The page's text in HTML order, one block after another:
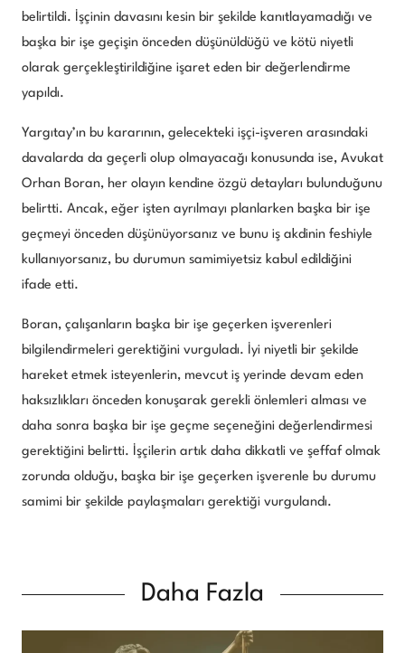
belirtildi. İşçinin davasını kesin bir şekilde kanıtlayamadığı ve
başka bir işe geçişin önceden düşünüldüğü ve kötü niyetli
olarak gerçekleştirildiğine işaret eden bir değerlendirme
yapıldı.
Yargıtay’ın bu kararının, gelecekteki işçi-işveren arasındaki
davalarda da geçerli olup olmayacağı konusunda ise, Avukat
Orhan Boran, her olayın kendine özgü detayları bulunduğunu
belirtti. Ancak, eğer işten ayrılmayı planlarken başka bir işe
geçmeyi önceden düşünüyorsanız ve bunu iş akdinin feshiyle
kullanıyorsanız, bu durumun samimiyetsiz kabul edildiğini
ifade etti.
Boran, çalışanların başka bir işe geçerken işverenleri
bilgilendirmeleri gerektiğini vurguladı. İyi niyetli bir şekilde
hareket etmek isteyenlerin, mevcut iş yerinde devam eden
haksızlıkları önceden konuşarak gerekli önlemleri alması ve
daha sonra başka bir işe geçme seçeneğini değerlendirmesi
gerektiğini belirtti. İşçilerin artık daha dikkatli ve şeffaf olmak
zorunda olduğu, başka bir işe geçerken işverenle bu durumu
samimi bir şekilde paylaşmaları gerektiği vurgulandı.
Daha Fazla